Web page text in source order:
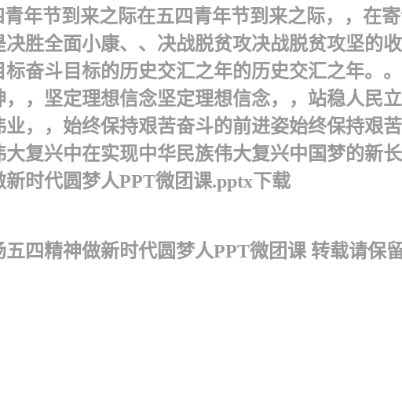
年节到来之际在五四青年节到来之际，，在
胜全面小康、、决战脱贫攻决战脱贫攻坚的
奋斗目标的历史交汇之年的历史交汇之年。
，坚定理想信念坚定理想信念，，站稳人民
，，始终保持艰苦奋斗的前进姿始终保持艰
复兴中在实现中华民族伟大复兴中国梦的新
时代圆梦人PPT微团课.pptx下载
五四精神做新时代圆梦人PPT微团课 转载请保